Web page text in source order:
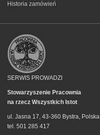
Historia zamówień
SERWIS PROWADZI
Stowarzyszenie Pracownia
na rzecz Wszystkich Istot
ul. Jasna 17, 43-360 Bystra, Polska
tel. 501 285 417